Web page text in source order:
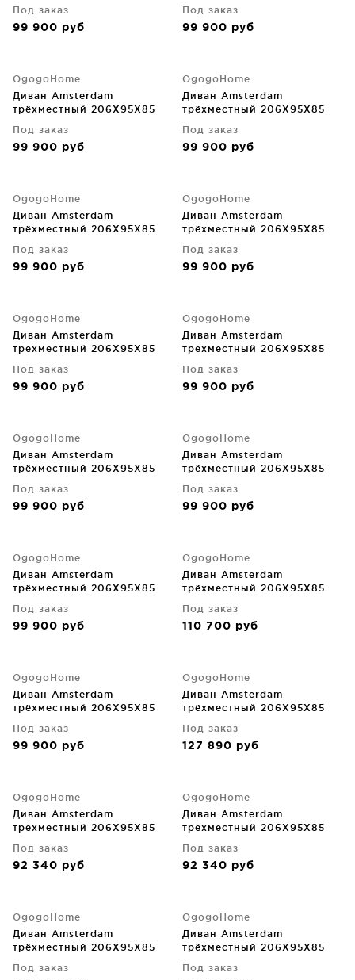
Под заказ
99 900 руб
Под заказ
99 900 руб
OgogoHome
Диван Amsterdam
трёхместный 206X95X85
Под заказ
99 900 руб
OgogoHome
Диван Amsterdam
трёхместный 206X95X85
Под заказ
99 900 руб
OgogoHome
Диван Amsterdam
трёхместный 206X95X85
Под заказ
99 900 руб
OgogoHome
Диван Amsterdam
трёхместный 206X95X85
Под заказ
99 900 руб
OgogoHome
Диван Amsterdam
трехместный 206X95X85
Под заказ
99 900 руб
OgogoHome
Диван Amsterdam
трёхместный 206X95X85
Под заказ
99 900 руб
OgogoHome
Диван Amsterdam
трёхместный 206X95X85
Под заказ
99 900 руб
OgogoHome
Диван Amsterdam
трёхместный 206X95X85
Под заказ
99 900 руб
OgogoHome
Диван Amsterdam
трёхместный 206X95X85
Под заказ
99 900 руб
OgogoHome
Диван Amsterdam
трёхместный 206X95X85
Под заказ
110 700 руб
OgogoHome
Диван Amsterdam
трёхместный 206X95X85
Под заказ
99 900 руб
OgogoHome
Диван Amsterdam
трёхместный 206X95X85
Под заказ
127 890 руб
OgogoHome
Диван Amsterdam
трёхместный 206X95X85
Под заказ
92 340 руб
OgogoHome
Диван Amsterdam
трёхместный 206X95X85
Под заказ
92 340 руб
OgogoHome
Диван Amsterdam
трёхместный 206X95X85
Под заказ
OgogoHome
Диван Amsterdam
трёхместный 206X95X85
Под заказ